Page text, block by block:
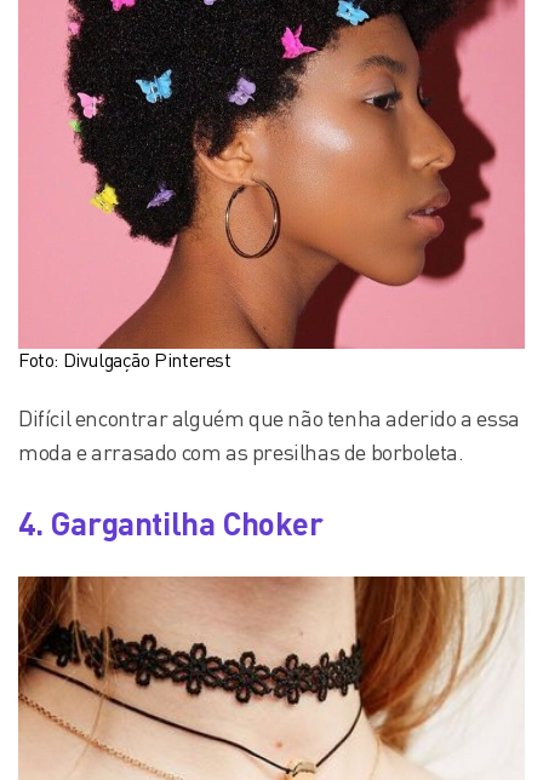
Foto: Divulgação Pinterest
Difícil encontrar alguém que não tenha aderido a essa
moda e arrasado com as presilhas de borboleta.
4. Gargantilha Choker